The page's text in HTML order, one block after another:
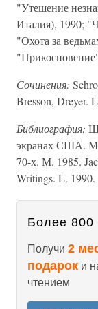
"Утешение
Италия), 1990;
"Охота за
Сочинения:
Bresson, Dreyer.
Библиография:
экранах США.
70-х. М. 1985.
Writings. L. 1990.
Более 800
Получи 2
подарок и
чтением